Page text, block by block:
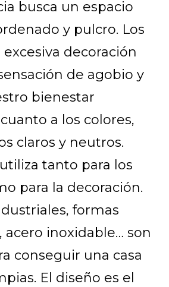
busca un espacio
y pulcro. Los
decoración
de agobio y
bienestar
a los colores,
claros y neutros.
tanto para los
para la decoración.
formas
acero inoxidable… son
conseguir una casa
El diseño es el